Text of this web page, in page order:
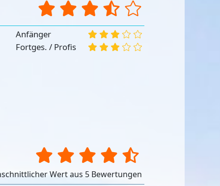
Anfänger
Fortges. / Profis
Wert aus 5 Bewertungen